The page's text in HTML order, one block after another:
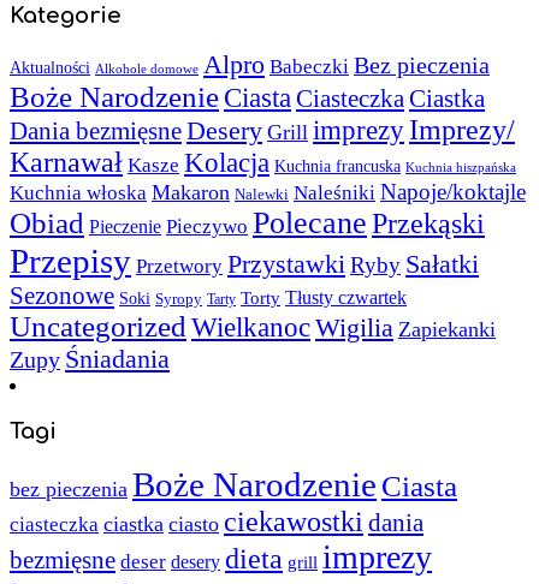
Kategorie
Aktualności Alkohole domowe Alpro Babeczki Bez pieczenia
Boże NarodzenieCiasta CiasteczkaCiastka
Dania bezmięsneDesery Grill imprezy Imprezy/
Karnawał Kasze Kolacja Kuchnia francuska Kuchnia hiszpańska
Kuchnia włoska Makaron Nalewki Naleśniki Napoje/koktajle
Obiad Pieczenie Pieczywo PolecanePrzekąski
Przepisy Przetwory PrzystawkiRyby Sałatki
Sezonowe Soki Syropy Tarty Torty Tłusty czwartek
Uncategorized WielkanocWigilia Zapiekanki
Zupy Śniadania
Tagi
bez pieczenia Boże Narodzenie Ciasta
ciasteczka ciastka ciasto ciekawostkidania
bezmięsne deser desery dieta grill imprezy